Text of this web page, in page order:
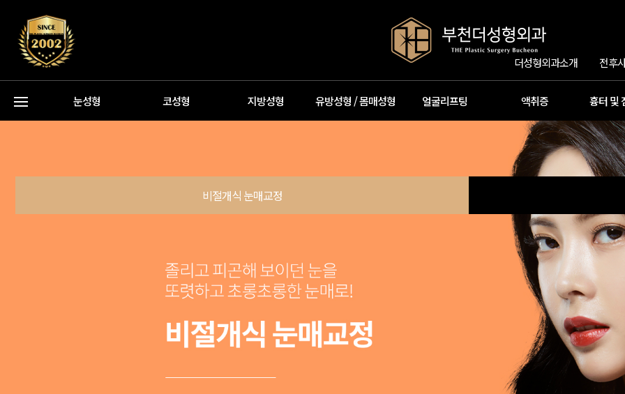
더성형외과소개 전후
눈성형 코성형 지방성형 유방성형 / 몸매성형 얼굴리프팅 액취증 흉터 및
비절개식 눈매교정